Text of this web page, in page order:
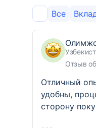
Все
Отзыв
Отличный
удобны,
сторону